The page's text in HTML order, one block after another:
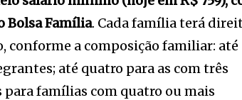
Bolsa Família. Cada família terá
conforme a composição familiar: até
até quatro para as com três
famílias com quatro ou mais